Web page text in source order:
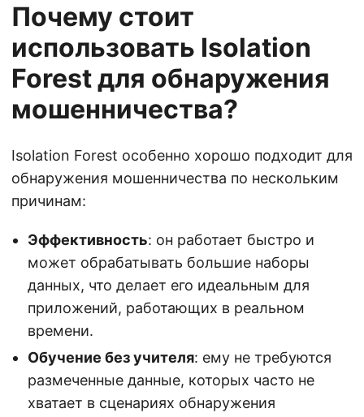
Почему стоит
использовать Isolation
Forest для обнаружения
мошенничества?
Isolation Forest особенно хорошо подходит для
обнаружения мошенничества по нескольким
причинам:
Эффективность: он работает быстро и
может обрабатывать большие наборы
данных, что делает его идеальным для
приложений, работающих в реальном
времени.
Обучение без учителя: ему не требуются
размеченные данные, которых часто не
хватает в сценариях обнаружения